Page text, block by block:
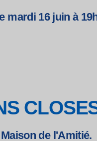
mardi 16 juin à
de l'Amitié.